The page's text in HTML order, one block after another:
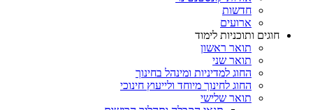
חדשות
ארועים
חוגים ותוכניות לימוד
תואר ראשון
תואר שני
החוג למדיניות ומינהל בחינוך
החוג לחינוך מיוחד ולייעוץ חינוכי
תואר שלישי